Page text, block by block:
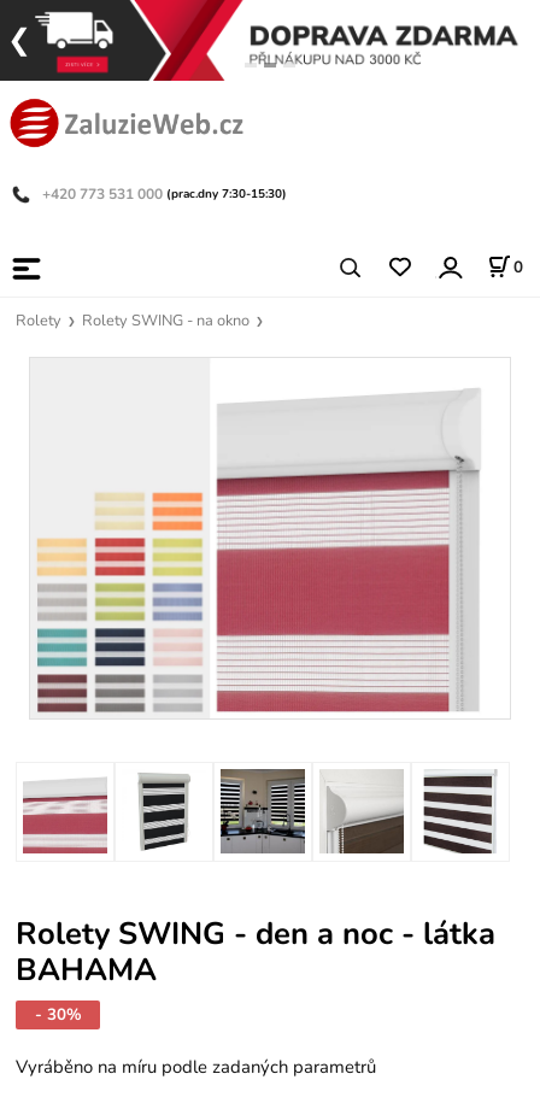
+420 773 531 000 (prac.dny 7:30-15:30)
0
Rolety Rolety SWING - na okno
Rolety SWING - den a noc - látka
BAHAMA
- 30%
Vyráběno na míru podle zadaných parametrů